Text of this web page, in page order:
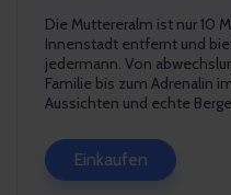
Die Muttereralm ist nur 10
Innenstadt entfernt und
jedermann. Von
Familie bis zum Adrenalin
Aussichten und echte
Einkaufen